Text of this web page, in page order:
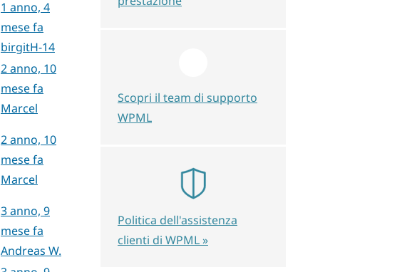
1 anno, 4
mese fa
birgitH-14
2 anno, 10
mese fa
Marcel
2 anno, 10
mese fa
Marcel
3 anno, 9
mese fa
Andreas W.
Scopri il team di supporto
WPML
Politica dell'assistenza
clienti di WPML »